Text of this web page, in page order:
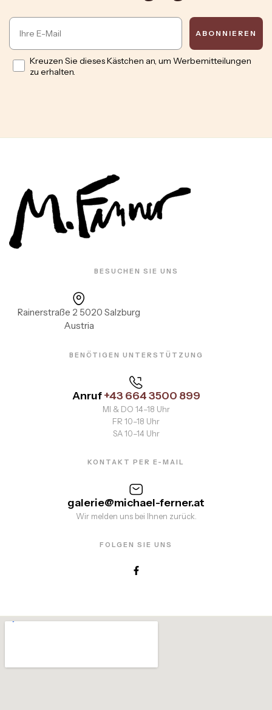
Email
ABONNIEREN
Opt inKreuzen Sie dieses Kästchen an, um Werbemitteilungen
zu erhalten.
BESUCHEN SIE UNS
Rainerstraße 2 5020 Salzburg
Austria
BENÖTIGEN UNTERSTÜTZUNG
Anruf+43 664 3500 899
MI & DO 14–18 Uhr
FR 10–18 Uhr
SA 10–14 Uhr
KONTAKT PER E-MAIL
galerie@michael-ferner.at
Wir melden uns bei Ihnen zurück.
FOLGEN SIE UNS